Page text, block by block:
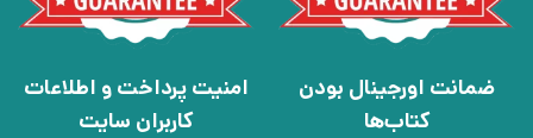
ضمانت اورجینال بودن
کتاب‌ها
امنیت پرداخت و اطلاعات
کاربران سایت